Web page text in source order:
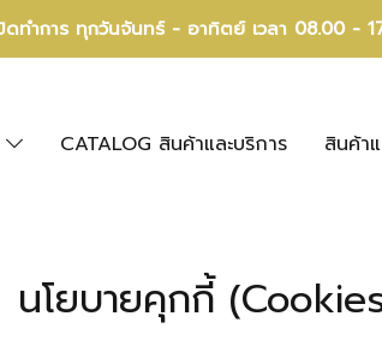
ดทำการ ทุกวันจันทร์ - อาทิตย์ เวลา 08.00 -
CATALOG สินค้าและบริการ สินค้า
นโยบายคุกกี้